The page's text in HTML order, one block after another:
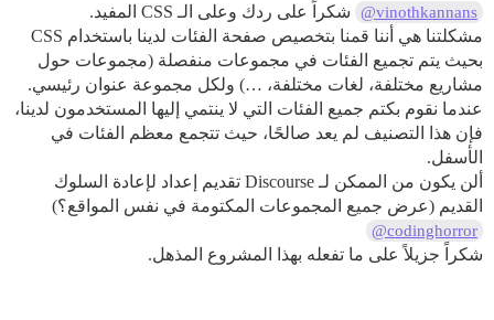
@vinothkannans
شكراً على ردك وعلى الـ CSS المفيد.
مشكلتنا هي أننا قمنا بتخصيص صفحة الفئات لدينا باستخدام CSS
بحيث يتم تجميع الفئات في مجموعات منفصلة (مجموعات حول
مشاريع مختلفة، لغات مختلفة، …) ولكل مجموعة عنوان رئيسي.
عندما نقوم بكتم جميع الفئات التي لا ينتمي إليها المستخدمون لدينا،
فإن هذا التصنيف لم يعد صالحًا، حيث تتجمع معظم الفئات في
الأسفل.
ألن يكون من الممكن لـ Discourse تقديم إعداد لإعادة السلوك
القديم (عرض جميع المجموعات المكتومة في نفس المواقع؟)
@codinghorror
شكراً جزيلاً على ما تفعله بهذا المشروع المذهل.